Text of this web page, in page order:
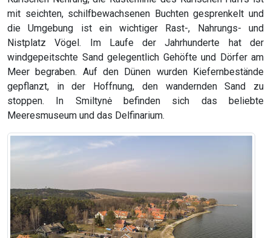
mit seichten, schilfbewachsenen Buchten gesprenkelt und
die Umgebung ist ein wichtiger Rast-, Nahrungs- und
Nistplatz Vögel. Im Laufe der Jahrhunderte hat der
windgepeitschte Sand gelegentlich Gehöfte und Dörfer am
Meer begraben. Auf den Dünen wurden Kiefernbestände
gepflanzt, in der Hoffnung, den wandernden Sand zu
stoppen. In Smiltynė befinden sich das beliebte
Meeresmuseum und das Delfinarium.